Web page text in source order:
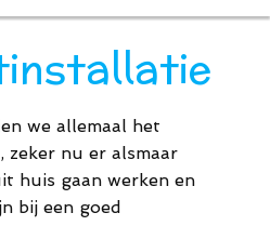
we allemaal het
nu er alsmaar
huis gaan werken en
bij een goed